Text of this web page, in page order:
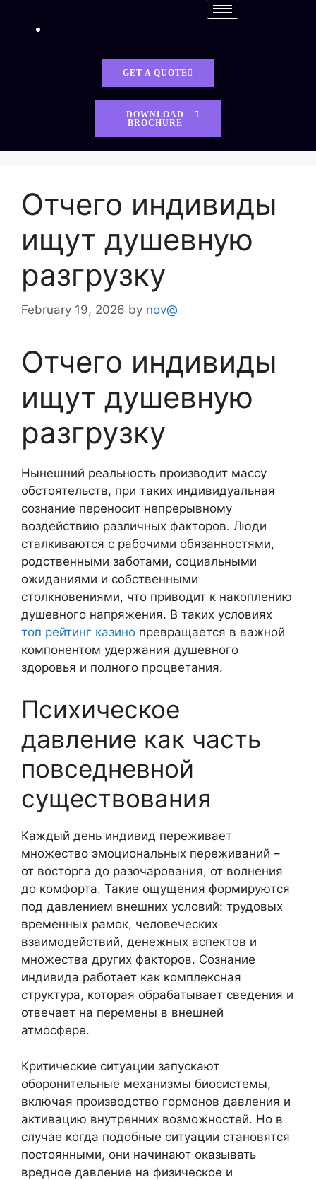
GET A QUOTE
DOWNLOAD
BROCHURE
Отчего индивиды
ищут душевную
разгрузку
February 19, 2026 by nov@
Отчего индивиды
ищут душевную
разгрузку
Нынешний реальность производит массу
обстоятельств, при таких индивидуальная
сознание переносит непрерывному
воздействию различных факторов. Люди
сталкиваются с рабочими обязанностями,
родственными заботами, социальными
ожиданиями и собственными
столкновениями, что приводит к накоплению
душевного напряжения. В таких условиях
топ рейтинг казино превращается в важной
компонентом удержания душевного
здоровья и полного процветания.
Психическое
давление как часть
повседневной
существования
Каждый день индивид переживает
множество эмоциональных переживаний –
от восторга до разочарования, от волнения
до комфорта. Такие ощущения формируются
под давлением внешних условий: трудовых
временных рамок, человеческих
взаимодействий, денежных аспектов и
множества других факторов. Сознание
индивида работает как комплексная
структура, которая обрабатывает сведения и
отвечает на перемены в внешней
атмосфере.
Критические ситуации запускают
оборонительные механизмы биосистемы,
включая производство гормонов давления и
активацию внутренних возможностей. Но в
случае когда подобные ситуации становятся
постоянными, они начинают оказывать
вредное давление на физическое и